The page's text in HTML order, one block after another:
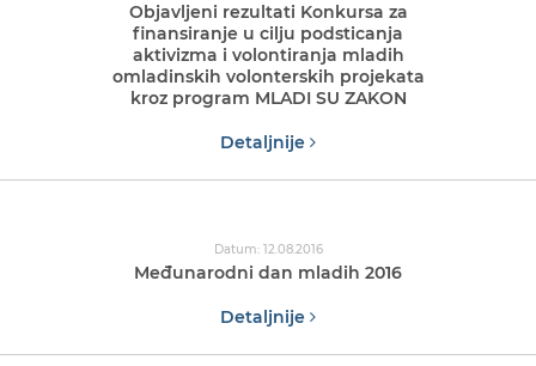
Objavljeni rezultati Konkursa za
finansiranje u cilju podsticanja
aktivizma i volontiranja mladih
omladinskih volonterskih projekata
kroz program MLADI SU ZAKON
Detaljnije
Datum: 12.08.2016
Međunarodni dan mladih 2016
Detaljnije